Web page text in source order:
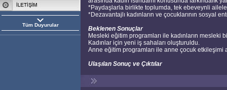
Tüm Duyurular
*Paydaşlarla birlikte toplumda, tek ebeveynli
*Dezavantajlı kadınların ve çocuklarının sosyal
Beklenen Sonuçlar
Mesleki eğitim programları ile kadınların mesleki
Kadınlar için yeni iş sahaları oluşturuldu.
Anne eğitim programları ile anne çocuk etkileşimi
Ulaşılan Sonuç ve Çıktılar